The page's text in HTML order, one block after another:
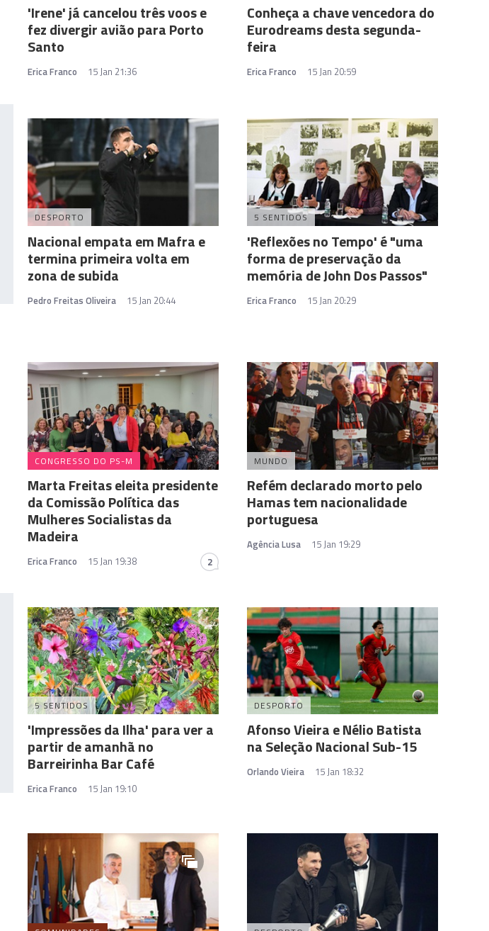
'Irene' já cancelou três voos e
fez divergir avião para Porto
Santo
Erica Franco 15 Jan 21:36
Conheça a chave vencedora do
Eurodreams desta segunda-
feira
Erica Franco 15 Jan 20:59
DESPORTO
Nacional empata em Mafra e
termina primeira volta em
zona de subida
Pedro Freitas Oliveira 15 Jan 20:44
5 SENTIDOS
'Reflexões no Tempo' é "uma
forma de preservação da
memória de John Dos Passos"
Erica Franco 15 Jan 20:29
CONGRESSO DO PS-M
Marta Freitas eleita presidente
da Comissão Política das
Mulheres Socialistas da
Madeira
Erica Franco 15 Jan 19:38 2
MUNDO
Refém declarado morto pelo
Hamas tem nacionalidade
portuguesa
Agência Lusa 15 Jan 19:29
5 SENTIDOS
'Impressões da Ilha' para ver a
partir de amanhã no
Barreirinha Bar Café
Erica Franco 15 Jan 19:10
DESPORTO
Afonso Vieira e Nélio Batista
na Seleção Nacional Sub-15
Orlando Vieira 15 Jan 18:32